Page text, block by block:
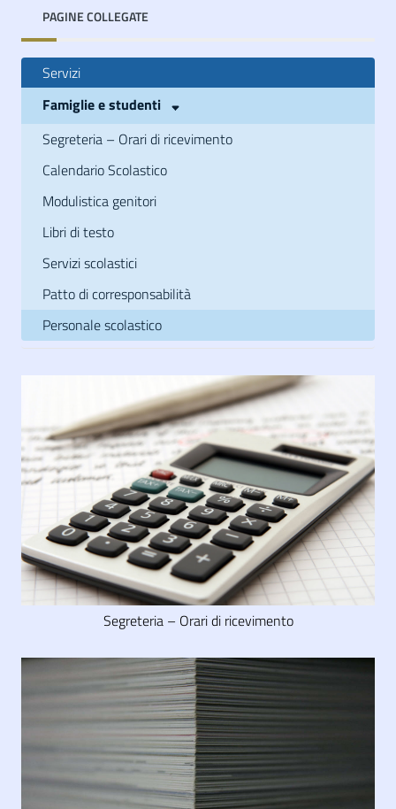
PAGINE COLLEGATE
Servizi
Famiglie e studenti
Segreteria – Orari di ricevimento
Calendario Scolastico
Modulistica genitori
Libri di testo
Servizi scolastici
Patto di corresponsabilità
Personale scolastico
Segreteria – Orari di ricevimento